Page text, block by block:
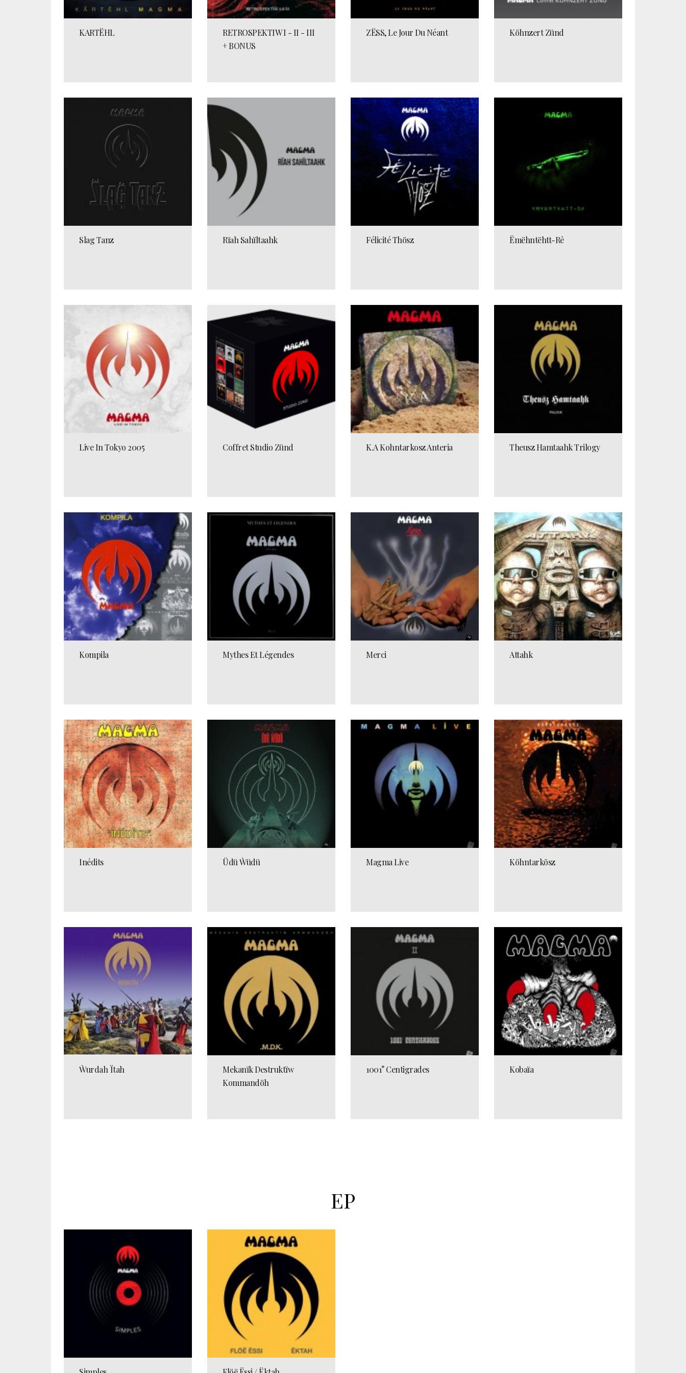
KARTËHL
RETROSPEKTIW I - II - III
+ BONUS
ZËSS, Le Jour Du Néant Köhnzert Zünd
Slag Tanz Rïah Sahïltaahk Félicité Thösz Ëmëhntëhtt-Rê
Live In Tokyo 2005 Coffret Studio Zünd K.A Kohntarkosz Anteria Theusz Hamtaahk Trilogy
Kompila Mythes Et Légendes Merci Attahk
Inédits Üdü Ẁüdü Magma Live Köhntarkösz
Ẁurdah Ïtah
Mekanïk Destruktïw
Kommandöh
1001° Centigrades Kobaïa
EP